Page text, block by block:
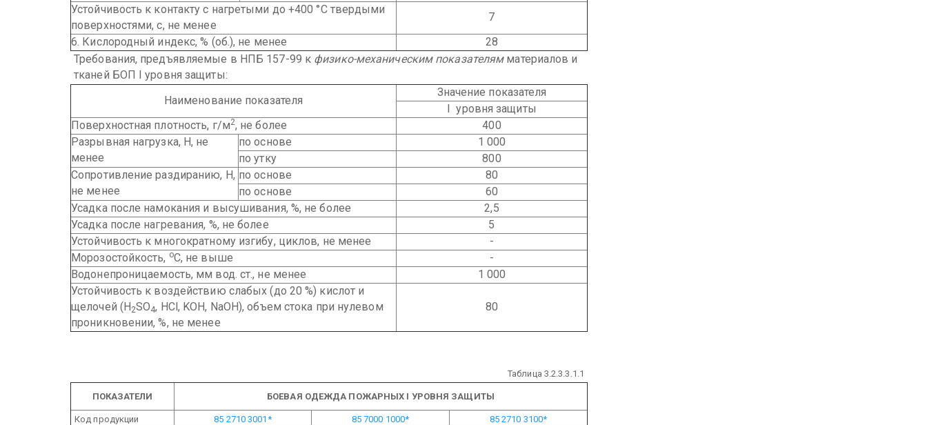
Устойчивость к контакту с нагретыми до +400 °С твердыми
поверхностями, с, не менее
7
6. Кислородный индекс, % (об.), не менее
28
Требования, предъявляемые в НПБ 157-99 к физико-механическим показателямматериалов и
тканей БОП I уровня защиты:
Наименование показателя
Значение показателя
I уровня защиты
Поверхностная плотность, г/м2, не более
400
Разрывная нагрузка, Н, не
менее
по основе
1 000
по утку
800
Сопротивление раздиранию, Н,
не менее
по основе
80
по основе
60
Усадка после намокания и высушивания, %, не более
2,5
Усадка после нагревания, %, не более
5
Устойчивость к многократному изгибу, циклов, не менее
-
Морозостойкость, оС, не выше
-
Водонепроницаемость, мм вод. ст., не менее
1 000
Устойчивость к воздействию слабых (до 20 %) кислот и
щелочей (H2SO4, HCl, KOH, NaOH), объем стока при нулевом
проникновении, %, не менее
80
Таблица 3.2.3.3.1.1
ПОКАЗАТЕЛИ БОЕВАЯ ОДЕЖДА ПОЖАРНЫХ I УРОВНЯ ЗАЩИТЫ
Код продукции 85 2710 3001* 85 7000 1000*
85 2710 3100*